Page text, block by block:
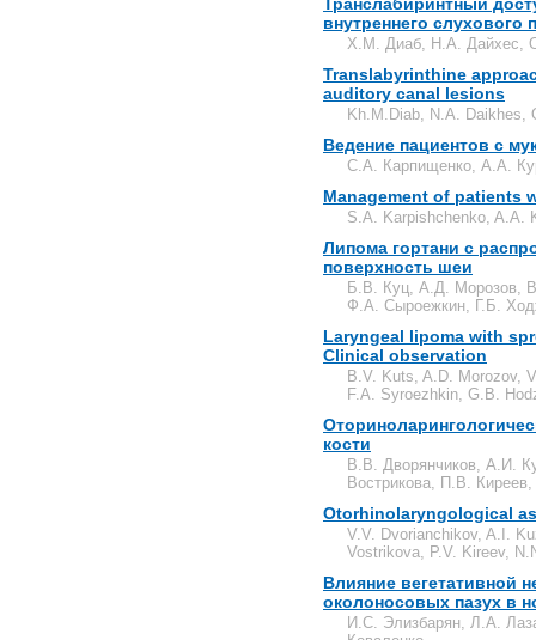
внутреннего слухового
Х.М. Диаб, Н.А. Дайхес,
Translabyrinthine
auditory canal lesions
Kh.М.Diab, N.A. Daikhes,
Ведение пациентов с
С.А. Карпищенко, А.А.
Management of patients
S.A. Karpishchenko, A.A.
Липома гортани с
поверхность шеи
Б.В. Куц, А.Д. Морозов,
Ф.А. Сыроежкин, Г.Б.
Laryngeal lipoma with
Clinical observation
B.V. Kuts, A.D. Morozov,
F.A. Syroezhkin, G.B.
кости
В.В. Дворянчиков, А.И.
Вострикова, П.В.
Otorhinolaryngological
V.V. Dvorianchikov, A.I.
Vostrikova, P.V. Kireev,
Влияние вегетативной
околоносовых пазух в
И.С. Элизбарян, Л.А.